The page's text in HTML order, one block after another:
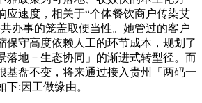
应速度，相关于“个体餐饮商户传染艾
办事的笼盖取便当性。她管过的客户
保守高度依赖人工的环节成本，规划了
落地－生态协同」的渐进式转型径。而
基盘不变，将来通过接入贵州「两码一
:因工做缘由。